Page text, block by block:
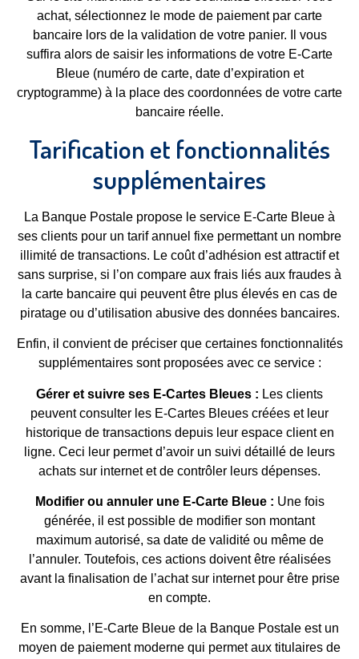
achat, sélectionnez le mode de paiement par carte
bancaire lors de la validation de votre panier. Il vous
suffira alors de saisir les informations de votre E-Carte
Bleue (numéro de carte, date d’expiration et
cryptogramme) à la place des coordonnées de votre carte
bancaire réelle.
Tarification et fonctionnalités
supplémentaires
La Banque Postale propose le service E-Carte Bleue à
ses clients pour un tarif annuel fixe permettant un nombre
illimité de transactions. Le coût d’adhésion est attractif et
sans surprise, si l’on compare aux frais liés aux fraudes à
la carte bancaire qui peuvent être plus élevés en cas de
piratage ou d’utilisation abusive des données bancaires.
Enfin, il convient de préciser que certaines fonctionnalités
supplémentaires sont proposées avec ce service :
Gérer et suivre ses E-Cartes Bleues : Les clients
peuvent consulter les E-Cartes Bleues créées et leur
historique de transactions depuis leur espace client en
ligne. Ceci leur permet d’avoir un suivi détaillé de leurs
achats sur internet et de contrôler leurs dépenses.
Modifier ou annuler une E-Carte Bleue : Une fois
générée, il est possible de modifier son montant
maximum autorisé, sa date de validité ou même de
l’annuler. Toutefois, ces actions doivent être réalisées
avant la finalisation de l’achat sur internet pour être prise
en compte.
En somme, l’E-Carte Bleue de la Banque Postale est un
moyen de paiement moderne qui permet aux titulaires de